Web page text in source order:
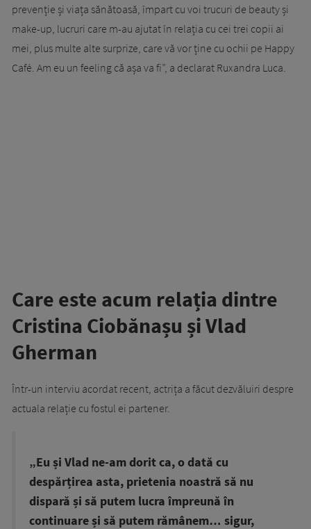
prevenție și viața sănătoasă, împart cu voi trucuri de beauty și
make-up, lucruri care m-au ajutat în relația cu cei trei copii ai
mei, plus multe alte surprize, care vă vor ține cu ochii pe Happy
Café. Am eu un feeling că așa va fi”, a declarat Ruxandra Luca.
Care este acum relația dintre
Cristina Ciobănașu și Vlad
Gherman
Într-un interviu acordat recent, actrița a făcut dezvăluiri despre
actuala relație cu fostul ei partener.
„Eu și Vlad ne-am dorit ca, o dată cu
despărțirea asta, prietenia noastră să nu
dispară și să putem lucra împreună în
continuare și să putem rămânem… sigur,